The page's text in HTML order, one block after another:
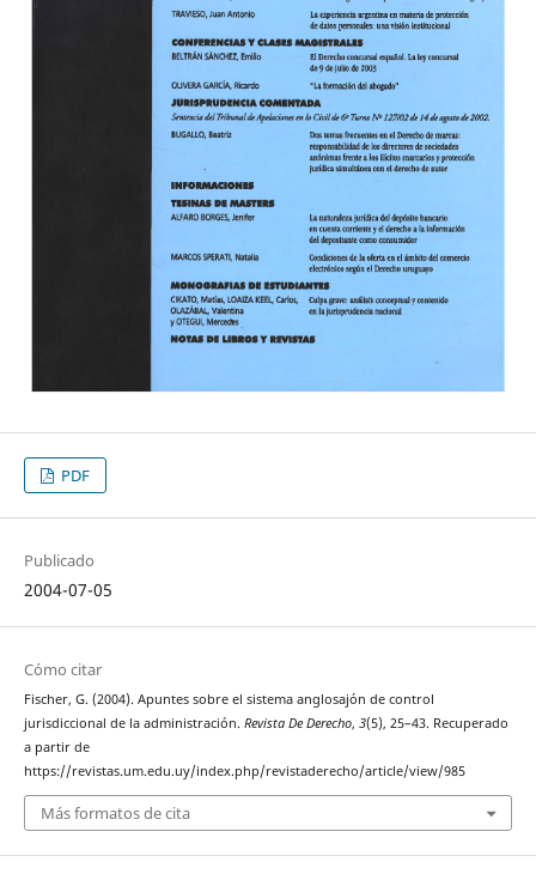
PDF
Publicado
2004-07-05
Cómo citar
Fischer, G. (2004). Apuntes sobre el sistema anglosajón de control
jurisdiccional de la administración. Revista De Derecho, 3(5), 25–43. Recuperado
a partir de
https://revistas.um.edu.uy/index.php/revistaderecho/article/view/985
Más formatos de cita